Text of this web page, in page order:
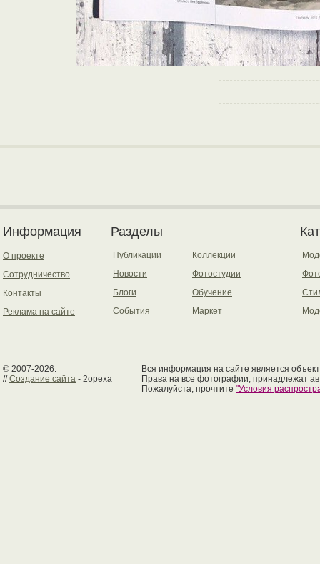
Информация
О проекте
Сотрудничество
Контакты
Реклама на сайте
Разделы
Публикации
Новости
Блоги
События
Коллекции
Фотостудии
Обучение
Маркет
© 2007-2026.
//Создание сайта - 2opexa
Вся информация на сайте является
Права на все фотографии, принадлежат
Пожалуйста, прочтите "Условия